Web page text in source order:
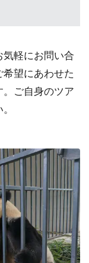
軽にお問い合
望にあわせた
ご自身のツア